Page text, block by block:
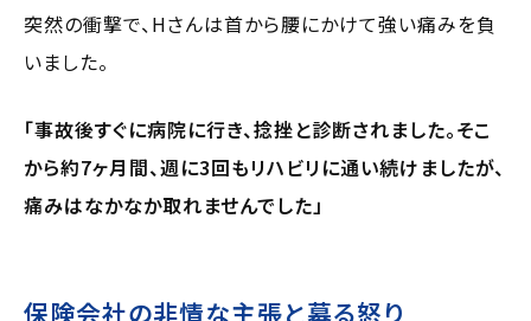
突然の衝撃で、Hさんは首から腰にかけて強い痛みを負
いました。
「事故後すぐに病院に行き、捻挫と診断されました。そこ
から約7ヶ月間、週に3回もリハビリに通い続けましたが、
痛みはなかなか取れませんでした」
保険会社の非情な主張と募る怒り